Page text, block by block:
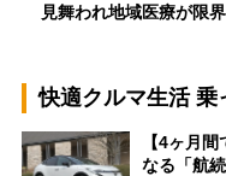
見舞われ地域医療が
快適クルマ生活 乗
【4ヶ月
なる「航